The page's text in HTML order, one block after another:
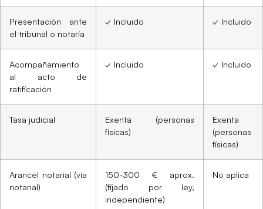
Presentación ante
el tribunal o notaría
✓ Incluido ✓ Incluido
Acompañamiento
al acto de
ratificación
✓ Incluido ✓ Incluido
Tasa judicial
Exenta (personas
físicas)
Exenta
(personas
físicas)
Arancel notarial (vía
notarial)
150-300 € aprox.
(fijado por ley,
independiente)
No aplica